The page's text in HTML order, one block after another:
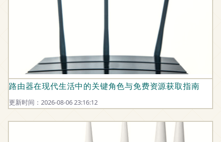
路由器在现代生活中的关键角色与免费资源获取指南
更新时间：2026-08-06 23:16:12